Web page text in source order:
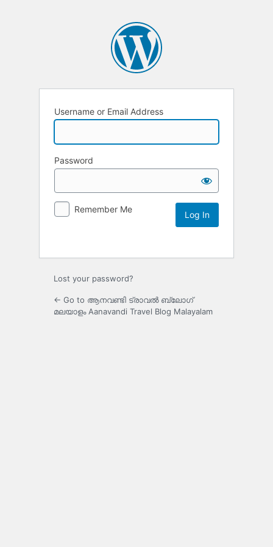
Username or Email Address
Password
Remember Me
Lost your password?
← Go to ആനവണ്ടി ട്രാവൽ ബ്ലോഗ്
മലയാളം Aanavandi Travel Blog Malayalam